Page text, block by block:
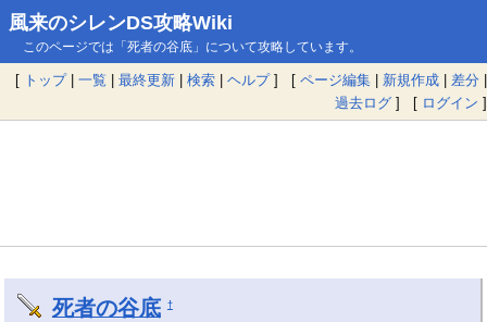
風来のシレンDS攻略Wiki
このページでは「死者の谷底」について攻略しています。
[ トップ| 一覧 | 最終更新 | 検索 | ヘルプ] [ ページ編集 | 新規作成 | 差分 |
過去ログ ] [ ログイン ]
死者の谷底 †